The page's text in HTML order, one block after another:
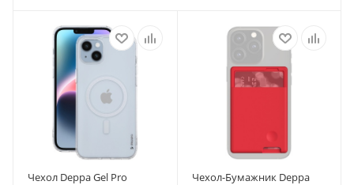
Чехол Deppa Gel Pro
Чехол-Бумажник Deppa